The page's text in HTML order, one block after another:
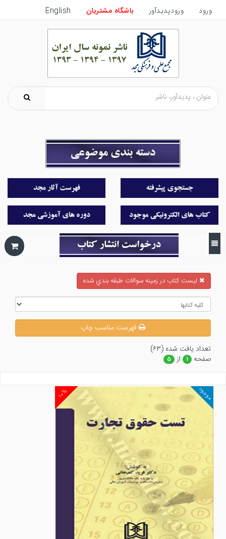
ورود ورودپدیدآور باشگاه مشتریان English
ليست كتاب در زمينه سوالات طبقه بندي شده
فهرست مناسب چاپ
تعداد يافت شده (۶۳)
صفحه
۱ از ۵
۱۰% موجود